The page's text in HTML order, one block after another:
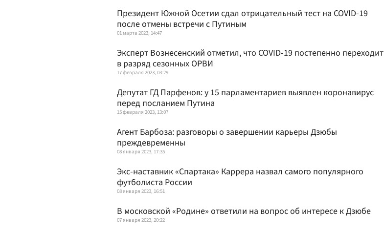
Президент Южной Осетии сдал отрицательный тест на COVID-19
после отмены встречи с Путиным
01 марта 2023, 14:47
Эксперт Вознесенский отметил, что COVID-19 постепенно переходит
в разряд сезонных ОРВИ
17 февраля 2023, 03:29
Депутат ГД Парфенов: у 15 парламентариев выявлен коронавирус
перед посланием Путина
15 февраля 2023, 13:07
Агент Барбоза: разговоры о завершении карьеры Дзюбы
преждевременны
08 января 2023, 17:35
Экс-наставник «Спартака» Каррера назвал самого популярного
футболиста России
08 января 2023, 16:51
В московской «Родине» ответили на вопрос об интересе к Дзюбе
07 января 2023, 20:22